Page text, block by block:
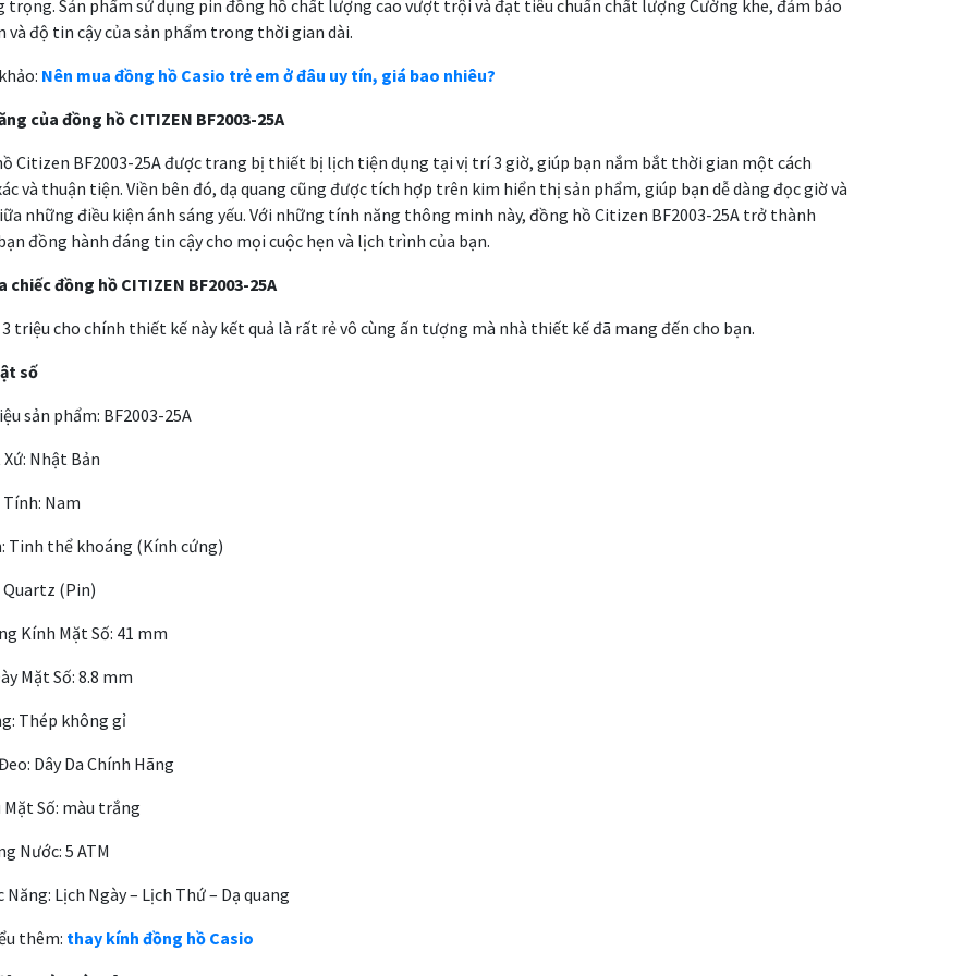
trọng. Sản phẩm sử dụng pin đồng hồ chất lượng cao vượt trội và đạt tiêu chuẩn chất lượng Cường khe, đảm bảo
và độ tin cậy của sản phẩm trong thời gian dài.
Nên mua đồng hồ Casio trẻ em ở đâu uy tín, giá bao nhiêu?
của đồng hồ CITIZEN BF2003-25A
Citizen BF2003-25A được trang bị thiết bị lịch tiện dụng tại vị trí 3 giờ, giúp bạn nắm bắt thời gian một cách
và thuận tiện. Viền bên đó, dạ quang cũng được tích hợp trên kim hiển thị sản phẩm, giúp bạn dễ dàng đọc giờ và
những điều kiện ánh sáng yếu. Với những tính năng thông minh này, đồng hồ Citizen BF2003-25A trở thành
đồng hành đáng tin cậy cho mọi cuộc hẹn và lịch trình của bạn.
chiếc đồng hồ CITIZEN BF2003-25A
triệu cho chính thiết kế này kết quả là rất rẻ vô cùng ấn tượng mà nhà thiết kế đã mang đến cho bạn.
số
sản phẩm: BF2003-25A
Nhật Bản
Nam
Tinh thể khoáng (Kính cứng)
Quartz (Pin)
Kính Mặt Số: 41 mm
Mặt Số: 8.8 mm
Thép không gỉ
Dây Da Chính Hãng
Mặt Số: màu trắng
Nước: 5 ATM
Năng: Lịch Ngày – Lịch Thứ – Dạ quang
thêm: thay kính đồng hồ Casio